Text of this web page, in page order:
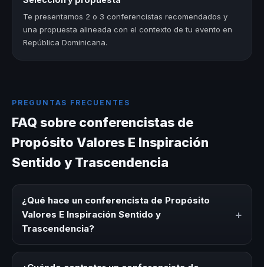
Te presentamos 2 o 3 conferencistas recomendados y
una propuesta alineada con el contexto de tu evento en
República Dominicana.
PREGUNTAS FRECUENTES
FAQ sobre conferencistas de
Propósito Valores E Inspiración
Sentido y Trascendencia
¿Qué hace un conferencista de Propósito
Valores E Inspiración Sentido y
Trascendencia?
+
Sentido y Trascendencia es un experto que comparte